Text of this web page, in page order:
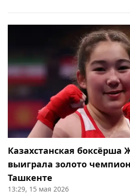
Казахстанская боксёрша
выиграла золото
Ташкенте
13:29, 15 мая 2026